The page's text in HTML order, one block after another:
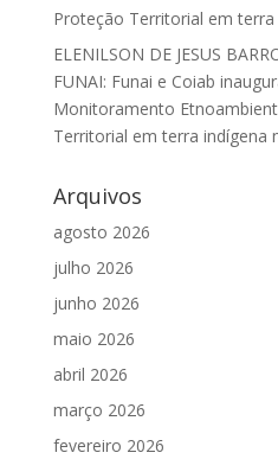
Proteção Territorial em
ELENILSON DE JESUS
FUNAI: Funai e Coiab
Monitoramento
Territorial em terra indígena
Arquivos
agosto 2026
julho 2026
junho 2026
maio 2026
abril 2026
março 2026
fevereiro 2026